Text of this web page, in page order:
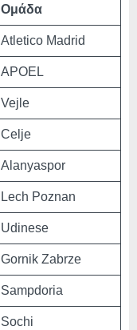
Ομάδα
Atletico Madrid
APOEL
Vejle
Celje
Alanyaspor
Lech Poznan
Udinese
Gornik Zabrze
Sampdoria
Sochi